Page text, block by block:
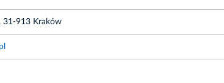
31-913 Kraków